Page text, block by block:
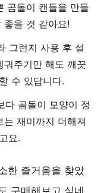
곰돌이 캔들을 만들
좋을 것 같아요!
그런지 사용 후 설
궈주기만 해도 깨끗
수 있답니다.
다 곰돌이 모양이 정
재미까지 더해져
요.
한 즐거움을 찾았
구매해보고 싶네